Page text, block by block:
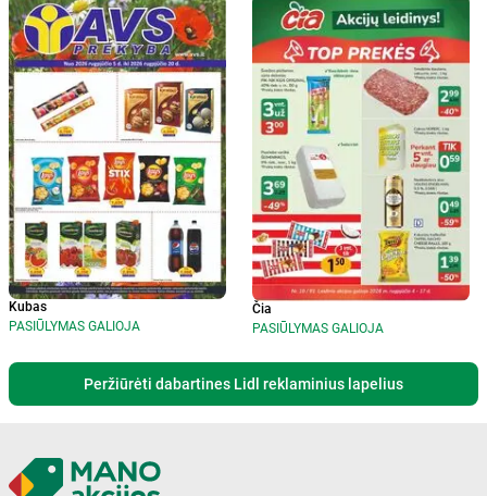
Kubas
PASIŪLYMAS GALIOJA
Čia
PASIŪLYMAS GALIOJA
Peržiūrėti dabartines Lidl reklaminius lapelius